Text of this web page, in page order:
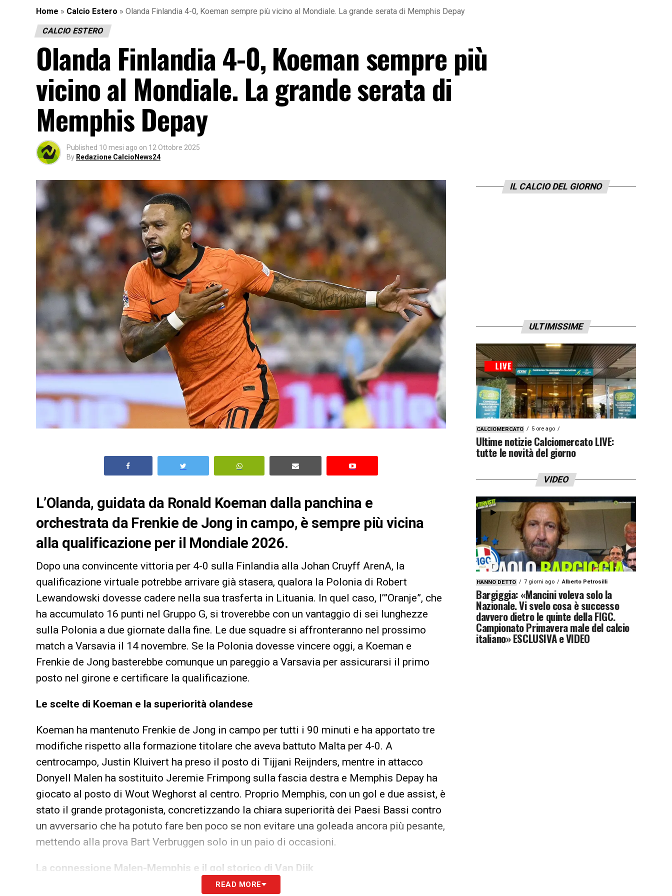
Home » Calcio Estero » Olanda Finlandia 4-0, Koeman sempre più vicino al Mondiale. La grande serata di Memphis Depay
CALCIO ESTERO
Olanda Finlandia 4-0, Koeman sempre più
vicino al Mondiale. La grande serata di
Memphis Depay
Published 10 mesi ago on 12 Ottobre 2025
By Redazione CalcioNews24
L’Olanda, guidata da Ronald Koeman dalla panchina e
orchestrata da Frenkie de Jong in campo, è sempre più vicina
alla qualificazione per il Mondiale 2026.
Dopo una convincente vittoria per 4-0 sulla Finlandia alla Johan Cruyff ArenA, la
qualificazione virtuale potrebbe arrivare già stasera, qualora la Polonia di Robert
Lewandowski dovesse cadere nella sua trasferta in Lituania. In quel caso, l’”Oranje”, che
ha accumulato 16 punti nel Gruppo G, si troverebbe con un vantaggio di sei lunghezze
sulla Polonia a due giornate dalla fine. Le due squadre si affronteranno nel prossimo
match a Varsavia il 14 novembre. Se la Polonia dovesse vincere oggi, a Koeman e
Frenkie de Jong basterebbe comunque un pareggio a Varsavia per assicurarsi il primo
posto nel girone e certificare la qualificazione.
Le scelte di Koeman e la superiorità olandese
Koeman ha mantenuto Frenkie de Jong in campo per tutti i 90 minuti e ha apportato tre
modifiche rispetto alla formazione titolare che aveva battuto Malta per 4-0. A
centrocampo, Justin Kluivert ha preso il posto di Tijjani Reijnders, mentre in attacco
Donyell Malen ha sostituito Jeremie Frimpong sulla fascia destra e Memphis Depay ha
giocato al posto di Wout Weghorst al centro. Proprio Memphis, con un gol e due assist, è
stato il grande protagonista, concretizzando la chiara superiorità dei Paesi Bassi contro
un avversario che ha potuto fare ben poco se non evitare una goleada ancora più pesante,
mettendo alla prova Bart Verbruggen solo in un paio di occasioni.
La connessione Malen-Memphis e il gol storico di Van Dijk
READ MORE
IL CALCIO DEL GIORNO
ULTIMISSIME
CALCIOMERCATO 5 ore ago
Ultime notizie Calciomercato LIVE:
tutte le novità del giorno
VIDEO
HANNO DETTO 7 giorni ago Alberto Petrosilli
Bargiggia: «Mancini voleva solo la
Nazionale. Vi svelo cosa è successo
davvero dietro le quinte della FIGC.
Campionato Primavera male del calcio
italiano» ESCLUSIVA e VIDEO